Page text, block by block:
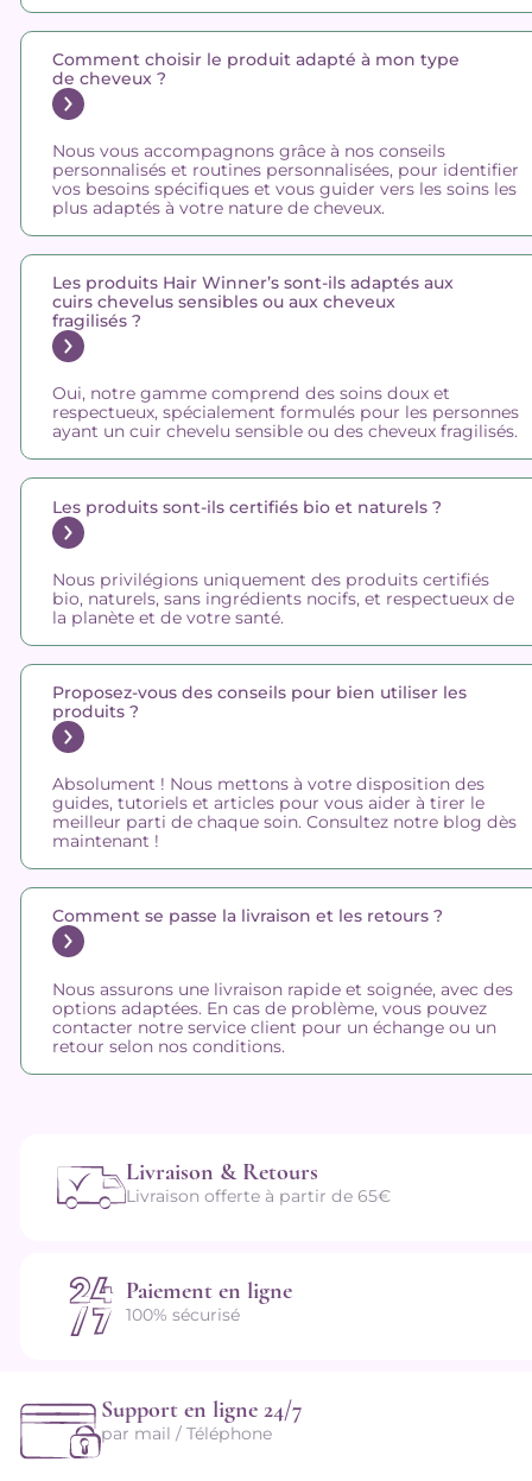
Comment choisir le produit adapté à mon type
de cheveux ?
Nous vous accompagnons grâce à nos conseils
personnalisés et routines personnalisées, pour identifier
vos besoins spécifiques et vous guider vers les soins les
plus adaptés à votre nature de cheveux.
Les produits Hair Winner’s sont-ils adaptés aux
cuirs chevelus sensibles ou aux cheveux
fragilisés ?
Oui, notre gamme comprend des soins doux et
respectueux, spécialement formulés pour les personnes
ayant un cuir chevelu sensible ou des cheveux fragilisés.
Les produits sont-ils certifiés bio et naturels ?
Nous privilégions uniquement des produits certifiés
bio, naturels, sans ingrédients nocifs, et respectueux de
la planète et de votre santé.
Proposez-vous des conseils pour bien utiliser les
produits ?
Absolument ! Nous mettons à votre disposition des
guides, tutoriels et articles pour vous aider à tirer le
meilleur parti de chaque soin. Consultez notre blog dès
maintenant !
Comment se passe la livraison et les retours ?
Nous assurons une livraison rapide et soignée, avec des
options adaptées. En cas de problème, vous pouvez
contacter notre service client pour un échange ou un
retour selon nos conditions.
Livraison & Retours
Livraison offerte à partir de 65€
Paiement en ligne
100% sécurisé
Support en ligne 24/7
par mail / Téléphone